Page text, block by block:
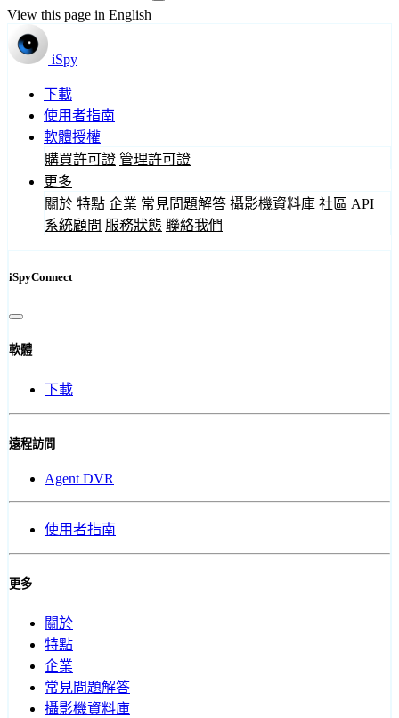
View this page in English
iSpy
下載
使用者指南
軟體授權
購買許可證 管理許可證
更多
關於 特點 企業 常見問題解答 攝影機資料庫 社區 API
系統顧問 服務狀態 聯絡我們
iSpyConnect
軟體
下載
遠程訪問
Agent DVR
使用者指南
更多
關於
特點
企業
常見問題解答
攝影機資料庫